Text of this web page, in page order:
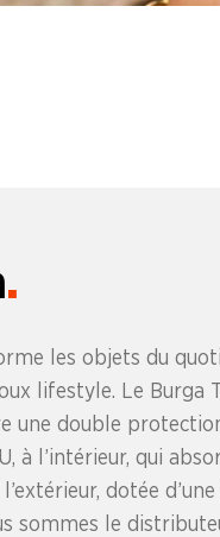
les objets du
lifestyle. Le Burga
une double
à l’intérieur, qui
dotée
sommes le